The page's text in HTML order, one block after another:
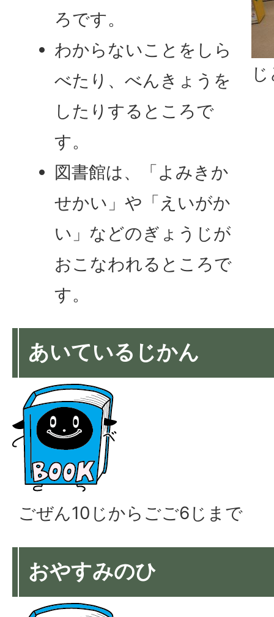
ろです。
わからないことをしら
べたり、べんきょうを
したりするところで
す。
図書館は、「よみきか
せかい」や「えいがか
い」などのぎょうじが
おこなわれるところで
す。
あいているじかん
ごぜん10じからごご6じまで
おやすみのひ